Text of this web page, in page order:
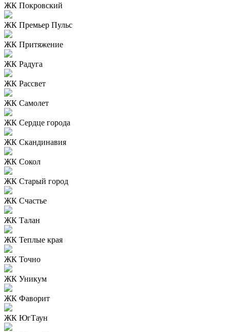
ЖК Покровский
ЖК Премьер Пульс
ЖК Притяжение
ЖК Радуга
ЖК Рассвет
ЖК Самолет
ЖК Сердце города
ЖК Скандинавия
ЖК Сокол
ЖК Старый город
ЖК Счастье
ЖК Талан
ЖК Теплые края
ЖК Точно
ЖК Уникум
ЖК Фаворит
ЖК ЮгТаун